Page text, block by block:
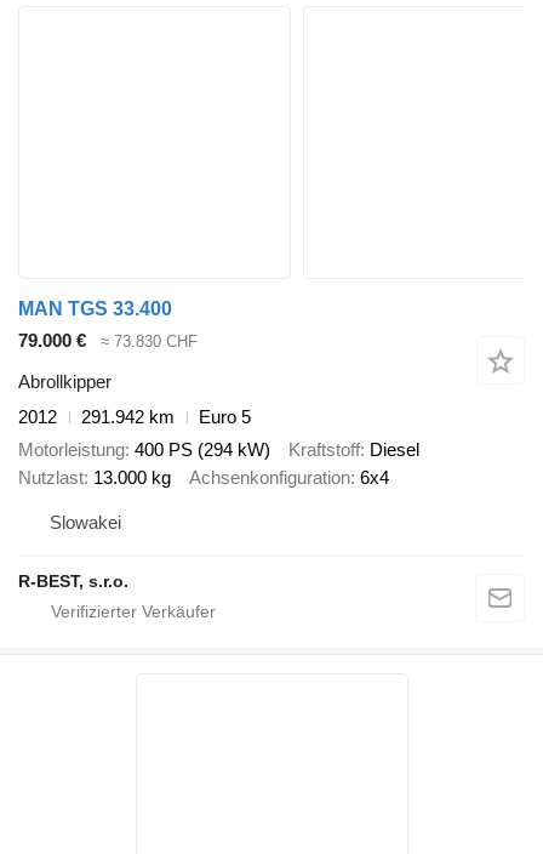
MAN TGS 33.400
79.000 €
≈ 73.830 CHF
Abrollkipper
2012
291.942 km
Euro 5
Motorleistung 400 PS (294 kW) Kraftstoff Diesel
Nutzlast 13.000 kg Achsenkonfiguration 6x4
Slowakei
R-BEST, s.r.o.